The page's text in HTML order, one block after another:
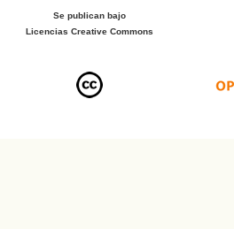
Se publican bajo
Licencias Creative Commons